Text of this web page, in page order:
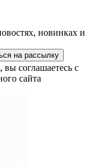
новинках и
на рассылку
соглашаетесь с
сайта